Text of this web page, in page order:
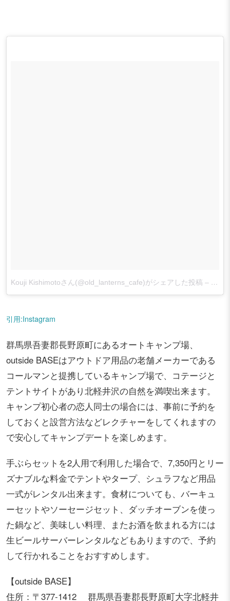
Kouji Kishimotoさん(@old_lanterns_cafe)がシェアした投稿 – 2017
引用:Instagram
群馬県吾妻郡長野原町にあるオートキャンプ場、
outside BASEはアウトドア用品の老舗メーカーである
コールマンと提携しているキャンプ場で、コテージと
テントサイトがあり北軽井沢の自然を満喫出来ます。
キャンプ初心者の恋人同士の場合には、事前に予約を
しておくと設営方法などレクチャーをしてくれますの
で安心してキャンプデートを楽しめます。
手ぶらセットを2人用で利用した場合で、7,350円とリー
ズナブルな料金でテントやタープ、シュラフなど用品
一式がレンタル出来ます。食材についても、バーキュ
ーセットやソーセージセット、ダッチオーブンを使っ
た鍋など、美味しい料理、またお酒を飲まれる方には
生ビールサーバーレンタルなどもありますので、予約
して行かれることをおすすめします。
【outside BASE】
住所：〒377-1412 群馬県吾妻郡長野原町大字北軽井